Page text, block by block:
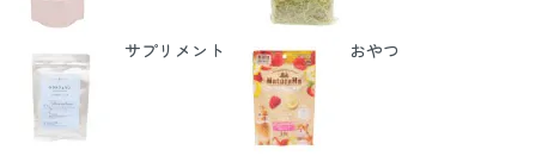
サプリメント おやつ